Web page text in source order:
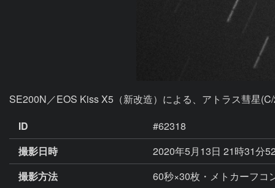
SE200N／EOS Kiss X5（新改造）による、アトラス彗星
ID
#62318
撮影日時
2020年5月13日 21時31分
撮影方法
60秒×30枚・メトカーフコ